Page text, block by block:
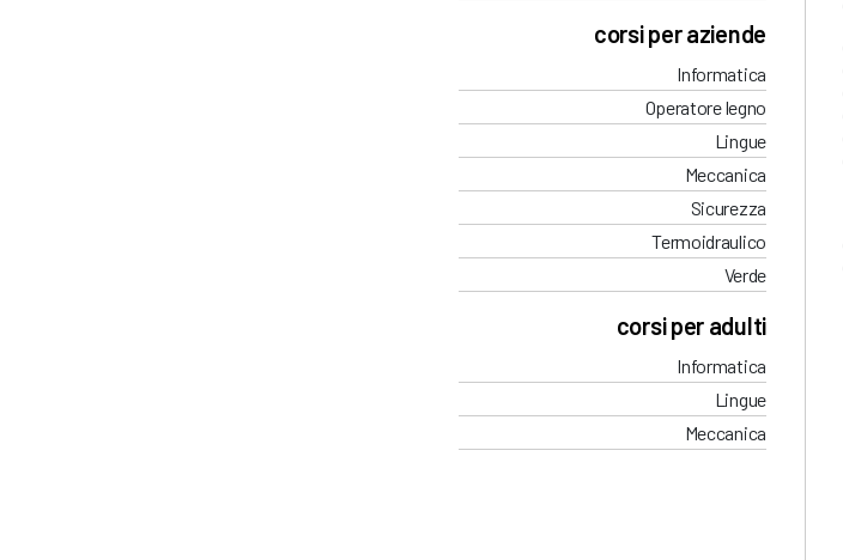
corsi per aziende
Informatica
Operatore legno
Lingue
Meccanica
Sicurezza
Termoidraulico
Verde
corsi per adulti
Informatica
Lingue
Meccanica